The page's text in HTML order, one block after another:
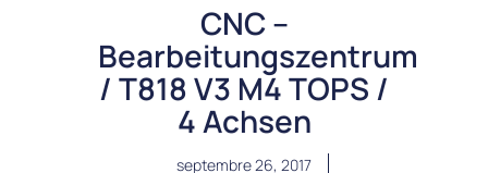
CNC –
Bearbeitungszentrum
/ T818 V3 M4 TOPS /
4 Achsen
septembre 26, 2017